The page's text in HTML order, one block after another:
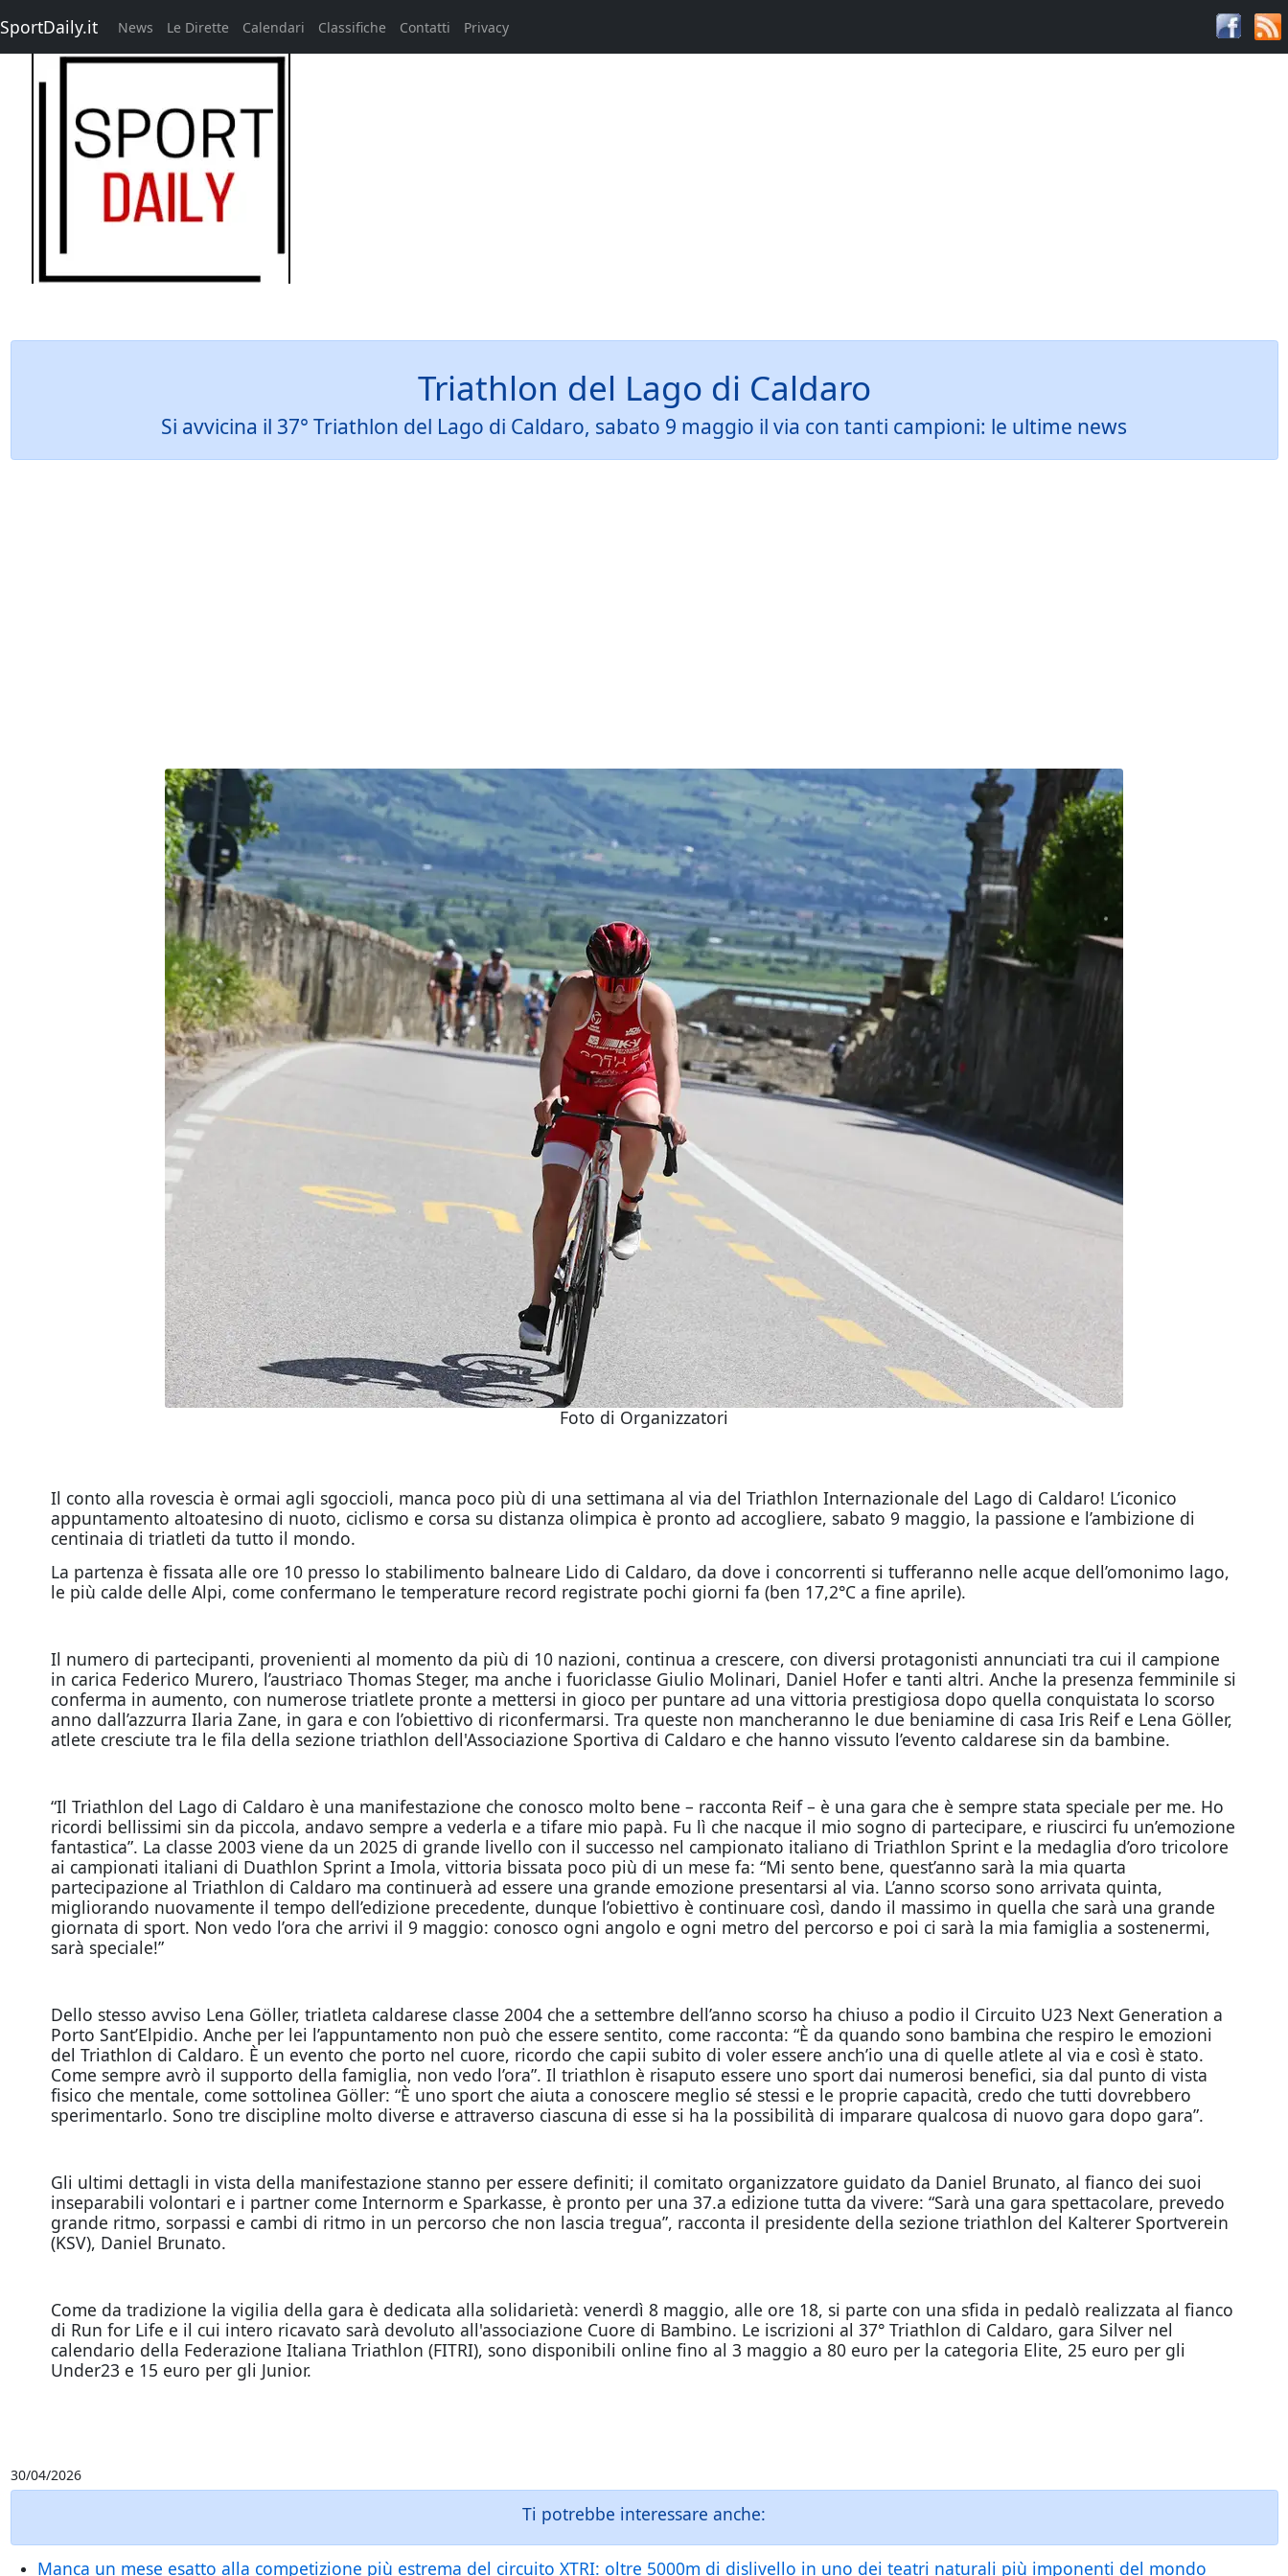
SportDaily.it News Le Dirette Calendari Classifiche Contatti Privacy
Triathlon del Lago di Caldaro
Si avvicina il 37° Triathlon del Lago di Caldaro, sabato 9 maggio il via con tanti campioni: le ultime news
Foto di Organizzatori
Il conto alla rovescia è ormai agli sgoccioli, manca poco più di una settimana al via del Triathlon Internazionale del Lago di Caldaro! L’iconico
appuntamento altoatesino di nuoto, ciclismo e corsa su distanza olimpica è pronto ad accogliere, sabato 9 maggio, la passione e l’ambizione di
centinaia di triatleti da tutto il mondo.
La partenza è fissata alle ore 10 presso lo stabilimento balneare Lido di Caldaro, da dove i concorrenti si tufferanno nelle acque dell’omonimo lago,
le più calde delle Alpi, come confermano le temperature record registrate pochi giorni fa (ben 17,2°C a fine aprile).
Il numero di partecipanti, provenienti al momento da più di 10 nazioni, continua a crescere, con diversi protagonisti annunciati tra cui il campione
in carica Federico Murero, l’austriaco Thomas Steger, ma anche i fuoriclasse Giulio Molinari, Daniel Hofer e tanti altri. Anche la presenza femminile si
conferma in aumento, con numerose triatlete pronte a mettersi in gioco per puntare ad una vittoria prestigiosa dopo quella conquistata lo scorso
anno dall’azzurra Ilaria Zane, in gara e con l’obiettivo di riconfermarsi. Tra queste non mancheranno le due beniamine di casa Iris Reif e Lena Göller,
atlete cresciute tra le fila della sezione triathlon dell'Associazione Sportiva di Caldaro e che hanno vissuto l’evento caldarese sin da bambine.
“Il Triathlon del Lago di Caldaro è una manifestazione che conosco molto bene – racconta Reif – è una gara che è sempre stata speciale per me. Ho
ricordi bellissimi sin da piccola, andavo sempre a vederla e a tifare mio papà. Fu lì che nacque il mio sogno di partecipare, e riuscirci fu un’emozione
fantastica”. La classe 2003 viene da un 2025 di grande livello con il successo nel campionato italiano di Triathlon Sprint e la medaglia d’oro tricolore
ai campionati italiani di Duathlon Sprint a Imola, vittoria bissata poco più di un mese fa: “Mi sento bene, quest’anno sarà la mia quarta
partecipazione al Triathlon di Caldaro ma continuerà ad essere una grande emozione presentarsi al via. L’anno scorso sono arrivata quinta,
migliorando nuovamente il tempo dell’edizione precedente, dunque l’obiettivo è continuare così, dando il massimo in quella che sarà una grande
giornata di sport. Non vedo l’ora che arrivi il 9 maggio: conosco ogni angolo e ogni metro del percorso e poi ci sarà la mia famiglia a sostenermi,
sarà speciale!”
Dello stesso avviso Lena Göller, triatleta caldarese classe 2004 che a settembre dell’anno scorso ha chiuso a podio il Circuito U23 Next Generation a
Porto Sant’Elpidio. Anche per lei l’appuntamento non può che essere sentito, come racconta: “È da quando sono bambina che respiro le emozioni
del Triathlon di Caldaro. È un evento che porto nel cuore, ricordo che capii subito di voler essere anch’io una di quelle atlete al via e così è stato.
Come sempre avrò il supporto della famiglia, non vedo l’ora”. Il triathlon è risaputo essere uno sport dai numerosi benefici, sia dal punto di vista
fisico che mentale, come sottolinea Göller: “È uno sport che aiuta a conoscere meglio sé stessi e le proprie capacità, credo che tutti dovrebbero
sperimentarlo. Sono tre discipline molto diverse e attraverso ciascuna di esse si ha la possibilità di imparare qualcosa di nuovo gara dopo gara”.
Gli ultimi dettagli in vista della manifestazione stanno per essere definiti; il comitato organizzatore guidato da Daniel Brunato, al fianco dei suoi
inseparabili volontari e i partner come Internorm e Sparkasse, è pronto per una 37.a edizione tutta da vivere: “Sarà una gara spettacolare, prevedo
grande ritmo, sorpassi e cambi di ritmo in un percorso che non lascia tregua”, racconta il presidente della sezione triathlon del Kalterer Sportverein
(KSV), Daniel Brunato.
Come da tradizione la vigilia della gara è dedicata alla solidarietà: venerdì 8 maggio, alle ore 18, si parte con una sfida in pedalò realizzata al fianco
di Run for Life e il cui intero ricavato sarà devoluto all'associazione Cuore di Bambino. Le iscrizioni al 37° Triathlon di Caldaro, gara Silver nel
calendario della Federazione Italiana Triathlon (FITRI), sono disponibili online fino al 3 maggio a 80 euro per la categoria Elite, 25 euro per gli
Under23 e 15 euro per gli Junior.
30/04/2026
Ti potrebbe interessare anche:
Manca un mese esatto alla competizione più estrema del circuito XTRI: oltre 5000m di dislivello in uno dei teatri naturali più imponenti del mondo